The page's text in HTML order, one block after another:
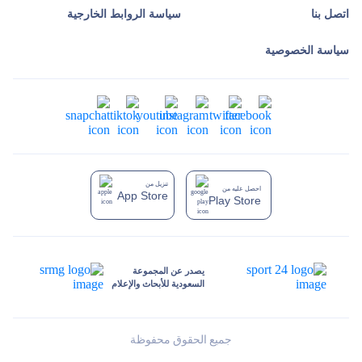
يصدر عن المجموعة
السعودية للأبحاث والإعلام
جميع الحقوق محفوظة
اتصل بنا سياسة الروابط الخارجية
سياسة الخصوصية
تنزيل من
App Store
احصل عليه من
Play Store